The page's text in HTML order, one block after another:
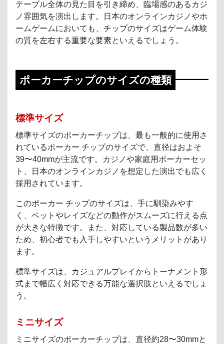
テーブル全体の見た目を引き締め、臨場感のあるカジ
ノ雰囲気を演出します。日本のオンラインカジノやホ
ームゲームにおいても、チップのサイズはゲーム体験
の質を左右する重要な要素といえるでしょう。
ポーカーチップのサイズの種類
標準サイズ
標準サイズのポーカーチップは、最も一般的に使用さ
れているポーカー チップのサイズで、直径はおよそ
39〜40mmが主流です。カジノや家庭用ポーカーセッ
ト、日本のオンラインカジノを想定した演出でも広く
採用されています。
このポーカー チップのサイズは、手に馴染みやす
く、ベットやレイズなどの動作がスムーズに行える点
が大きな特徴です。また、対応している製品数が多い
ため、初心者でも入手しやすいというメリットがあり
ます。
標準サイズは、カジュアルプレイからトーナメント形
式まで幅広く対応できる万能な選択肢といえるでしょ
う。
ミニサイズ
ミニサイズのポーカーチップは、直径約28〜30mmと